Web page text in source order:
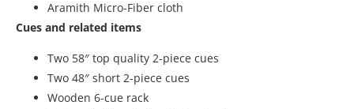
Aramith Micro-Fiber cloth
Cues and related items
Two 58″ top quality 2-piece cues
Two 48″ short 2-piece cues
Wooden 6-cue rack